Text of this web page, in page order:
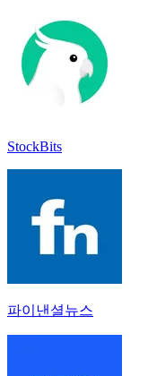
StockBits
파이낸셜뉴스